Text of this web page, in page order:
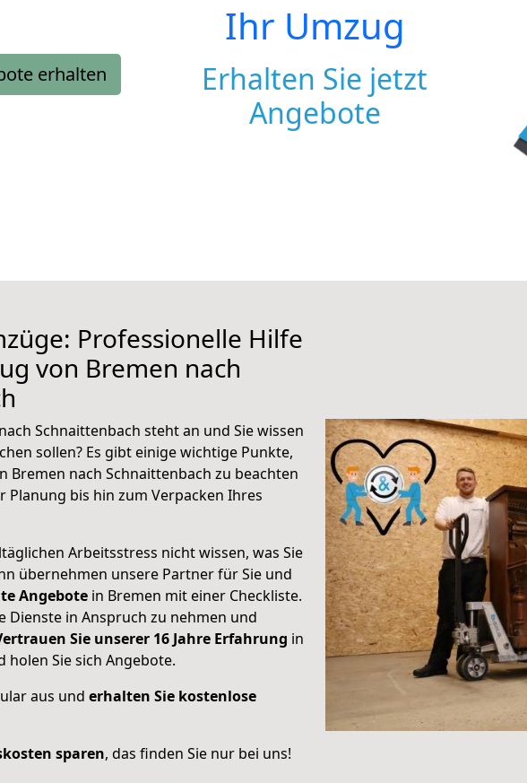
erhalten
Ihr Umzug
Erhalten Sie jetzt
Angebote
Professionelle Hilfe
von Bremen nach
Schnaittenbach steht an und Sie wissen
sollen? Es gibt einige wichtige Punkte,
Bremen nach Schnaittenbach zu beachten
Planung bis hin zum Verpacken Ihres
Arbeitsstress nicht wissen, was Sie
übernehmen unsere Partner für Sie und
Angebote in Bremen mit einer Checkliste.
Dienste in Anspruch zu nehmen und
Sie unserer 16 Jahre Erfahrung in
Sie sich Angebote.
aus und erhalten Sie kostenlose
sparen, das finden Sie nur bei uns!